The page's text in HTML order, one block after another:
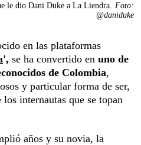
le dio Dani Duke a La Liendra.
Foto:
@daniduke
en las plataformas
', se ha convertido en uno de
de Colombia,
y particular forma de ser,
internautas que se topan
años y su novia, la